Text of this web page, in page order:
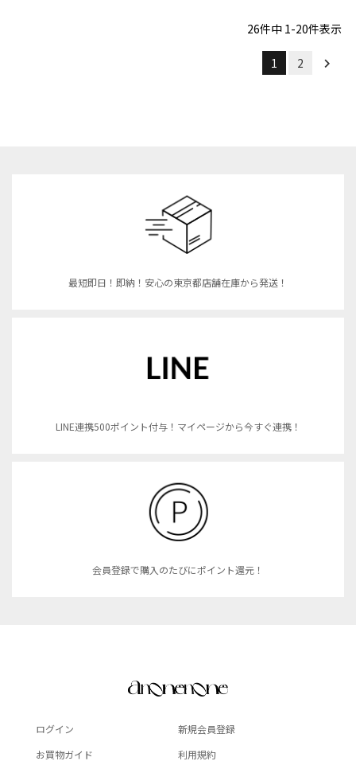
26件中 1-20件表示
1 2
最短即日！即納！安心の東京都店舗在庫から発送！
LINE連携500ポイント付与！マイページから今すぐ連携！
会員登録で購入のたびにポイント還元！
ログイン
新規会員登録
お買物ガイド
利用規約